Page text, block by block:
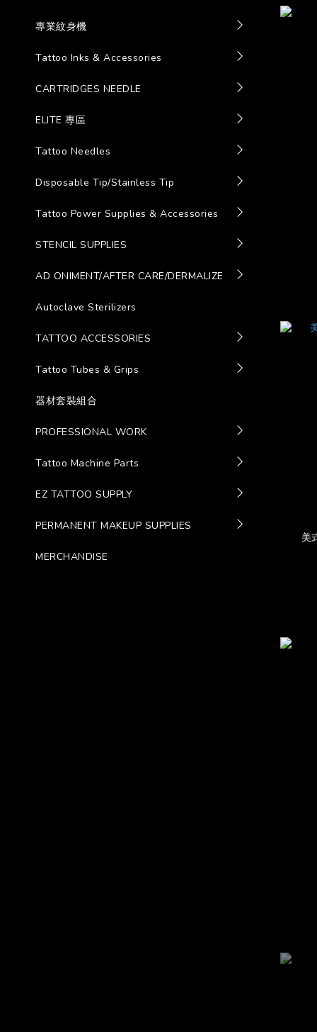
專業紋身機
Tattoo Inks & Accessories
CARTRIDGES NEEDLE
ELITE 專區
Tattoo Needles
Disposable Tip/Stainless Tip
Tattoo Power Supplies & Accessories
STENCIL SUPPLIES
AD ONIMENT/AFTER CARE/DERMALIZE
Autoclave Sterilizers
TATTOO ACCESSORIES
Tattoo Tubes & Grips
器材套裝組合
PROFESSIONAL WORK
Tattoo Machine Parts
EZ TATTOO SUPPLY
PERMANENT MAKEUP SUPPLIES
MERCHANDISE
美